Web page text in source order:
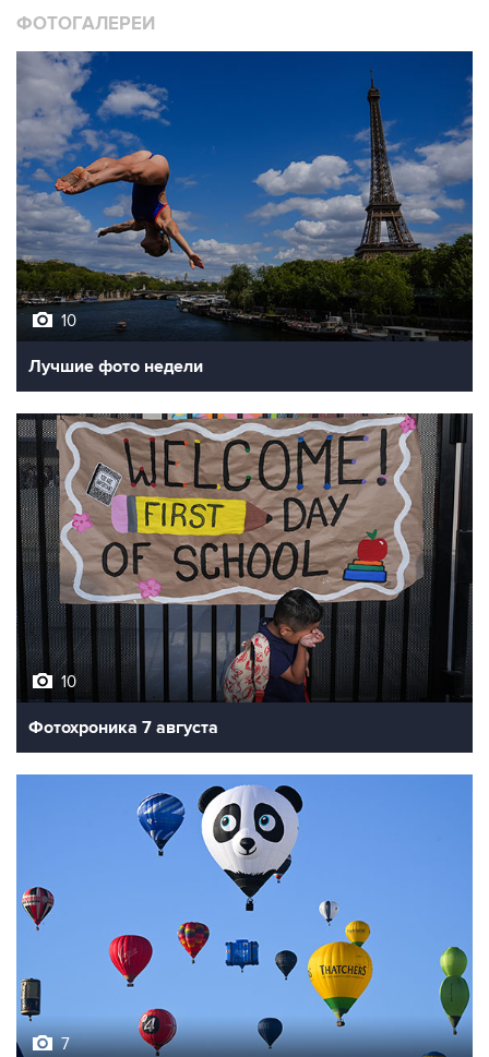
10
Лучшие фото недели
10
Фотохроника 7 августа
Фестиваль воздухоплавания в Бристоле